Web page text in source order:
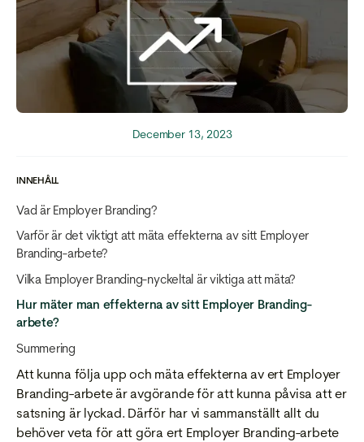
December 13, 2023
INNEHÅLL
Vad är Employer Branding?
Varför är det viktigt att mäta effekterna av sitt Employer
Branding-arbete?
Vilka Employer Branding-nyckeltal är viktiga att mäta?
Hur mäter man effekterna av sitt Employer Branding-
arbete?
Summering
Att kunna följa upp och mäta effekterna av ert Employer
Branding-arbete är avgörande för att kunna påvisa att er
satsning är lyckad. Därför har vi sammanställt allt du
behöver veta för att göra ert Employer Branding-arbete